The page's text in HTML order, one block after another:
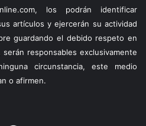
los podrán identificar
artículos y ejercerán su actividad
guardando el debido respeto en
responsables exclusivamente
circunstancia, este medio
o afirmen.